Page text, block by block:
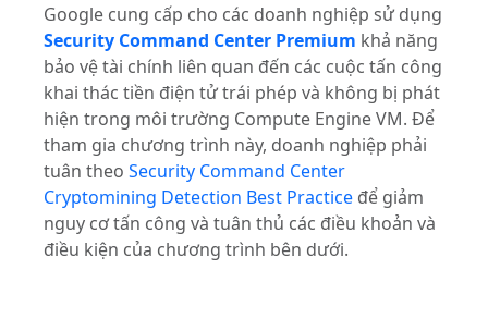
Google cung cấp cho các doanh nghiệp sử dụng
Security Command Center Premium khả năng
bảo vệ tài chính liên quan đến các cuộc tấn công
khai thác tiền điện tử trái phép và không bị phát
hiện trong môi trường Compute Engine VM. Để
tham gia chương trình này, doanh nghiệp phải
tuân theoSecurity Command Center
Cryptomining Detection Best Practice để giảm
nguy cơ tấn công và tuân thủ các điều khoản và
điều kiện của chương trình bên dưới.